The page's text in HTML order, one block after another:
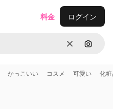
消去 画像で
料金 ログイン
かっこいい コスメ 可愛い 化